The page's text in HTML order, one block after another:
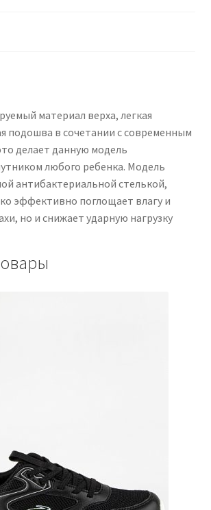
материал верха, легкая
подошва в сочетании с современным
делает данную модель
любого ребенка. Модель
антибактериальной стелькой,
эффективно поглощает влагу и
но и снижает ударную нагрузку